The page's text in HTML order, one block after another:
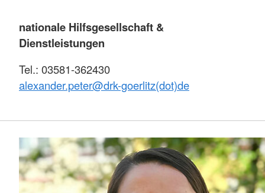
nationale Hilfsgesellschaft &
Dienstleistungen
Tel.: 03581-362430
alexander.peter@drk-goerlitz(dot)de